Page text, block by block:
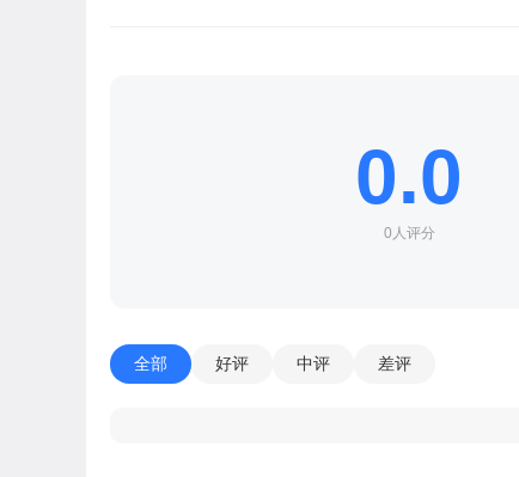
0.0
0人评分
全部 好评 中评 差评